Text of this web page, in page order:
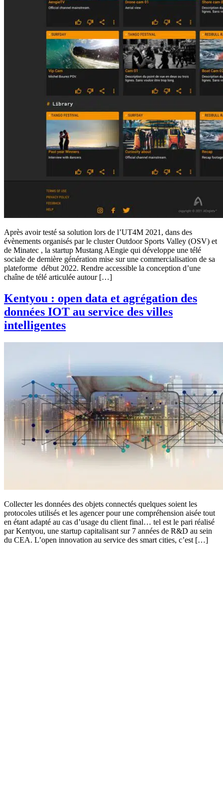
Après avoir testé sa solution lors de l’UT4M 2021, dans des
évènements organisés par le cluster Outdoor Sports Valley (OSV) et
de Minatec , la startup Mustang AEngie qui développe une télé
sociale de dernière génération mise sur une commercialisation de sa
plateforme début 2022. Rendre accessible la conception d’une
chaîne de télé articulée autour […]
Kentyou : open data et agrégation des
données IOT au service des villes
intelligentes
Collecter les données des objets connectés quelques soient les
protocoles utilisés et les agencer pour une compréhension aisée tout
en étant adapté au cas d’usage du client final… tel est le pari réalisé
par Kentyou, une startup capitalisant sur 7 années de R&D au sein
du CEA. L’open innovation au service des smart cities, c’est […]